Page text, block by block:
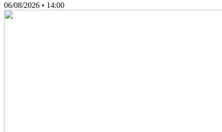
06/08/2026 • 14:00